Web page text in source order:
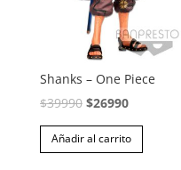
Shanks – One Piece
$39990 El
precio
original
$26990El
precio
actual
Añadir al carrito